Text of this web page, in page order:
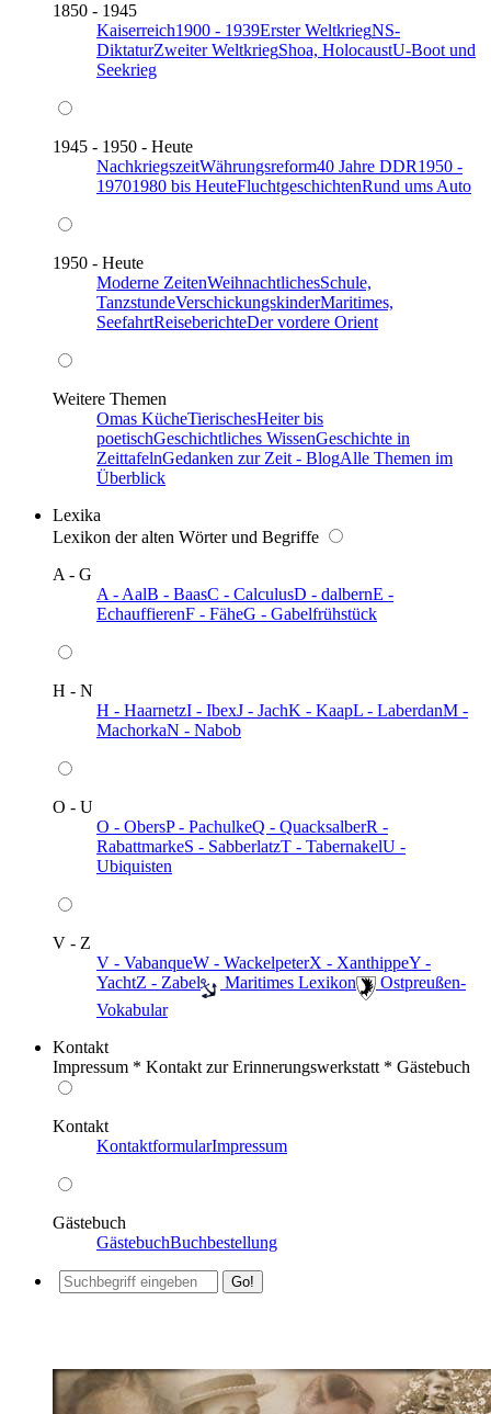
1850 - 1945
Kaiserreich1900 - 1939Erster WeltkriegNS-
DiktaturZweiter WeltkriegShoa, HolocaustU-Boot und
Seekrieg
1945 - 1950 - Heute
NachkriegszeitWährungsreform40 Jahre DDR1950 -
19701980 bis HeuteFluchtgeschichtenRund ums Auto
1950 - Heute
Moderne ZeitenWeihnachtlichesSchule,
TanzstundeVerschickungskinderMaritimes,
SeefahrtReiseberichteDer vordere Orient
Weitere Themen
Omas KücheTierischesHeiter bis
poetischGeschichtliches WissenGeschichte in
ZeittafelnGedanken zur Zeit - BlogAlle Themen im
Überblick
Lexika
Lexikon der alten Wörter und Begriffe
A - G
A - AalB - BaasC - CalculusD - dalbernE -
EchauffierenF - FäheG - Gabelfrühstück
H - N
H - HaarnetzI - IbexJ - JachK - KaapL - LaberdanM -
MachorkaN - Nabob
O - U
O - ObersP - PachulkeQ - QuacksalberR -
RabattmarkeS - SabberlatzT - TabernakelU -
Ubiquisten
V - Z
V - VabanqueW - WackelpeterX - XanthippeY -
YachtZ - Zabel ️ Maritimes Lexikon
️ Ostpreußen-
Vokabular
Kontakt
Impressum * Kontakt zur Erinnerungswerkstatt * Gästebuch
Kontakt
KontaktformularImpressum
Gästebuch
GästebuchBuchbestellung